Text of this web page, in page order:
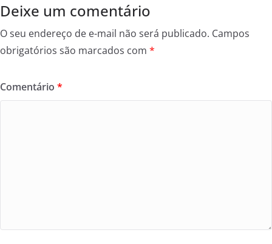
Deixe um comentário
O seu endereço de e-mail não será publicado. Campos
obrigatórios são marcados com *
Comentário *